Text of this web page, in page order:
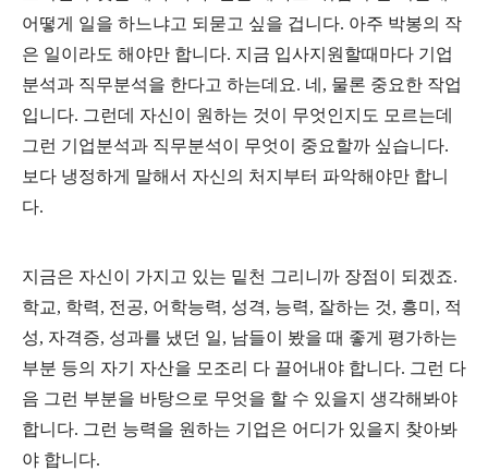
어떻게 일을 하느냐고 되묻고 싶을 겁니다. 아주 박봉의 작
은 일이라도 해야만 합니다. 지금 입사지원할때마다 기업
분석과 직무분석을 한다고 하는데요. 네, 물론 중요한 작업
입니다. 그런데 자신이 원하는 것이 무엇인지도 모르는데
그런 기업분석과 직무분석이 무엇이 중요할까 싶습니다.
보다 냉정하게 말해서 자신의 처지부터 파악해야만 합니
다.
지금은 자신이 가지고 있는 밑천 그리니까 장점이 되겠죠.
학교, 학력, 전공, 어학능력, 성격, 능력, 잘하는 것, 흥미, 적
성, 자격증, 성과를 냈던 일, 남들이 봤을 때 좋게 평가하는
부분 등의 자기 자산을 모조리 다 끌어내야 합니다. 그런 다
음 그런 부분을 바탕으로 무엇을 할 수 있을지 생각해봐야
합니다. 그런 능력을 원하는 기업은 어디가 있을지 찾아봐
야 합니다.